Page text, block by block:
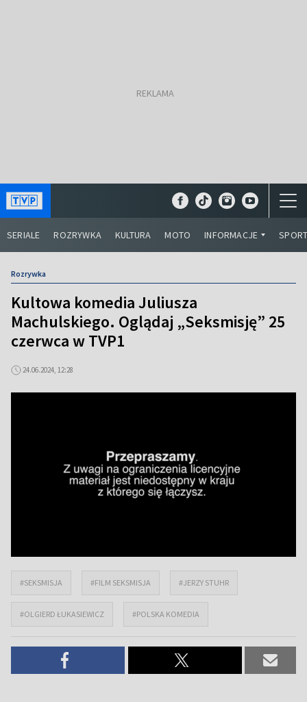
SERIALE ROZRYWKA KULTURA MOTO INFORMACJE
Rozrywka
Kultowa komedia Juliusza
Machulskiego. Oglądaj „Seksmisję” 25
czerwca w TVP1
24.06.2024, 12:28
#SEKSMISJA #FILM SEKSMISJA #JERZY STUHR
#OLGIERD ŁUKASIEWICZ #POLSKA KOMEDIA